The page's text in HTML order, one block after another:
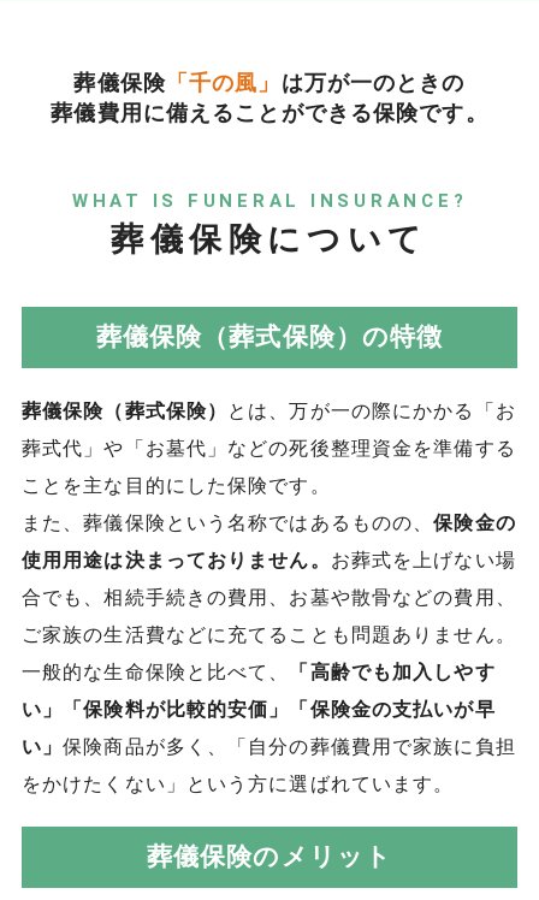
葬儀保険「千の風」 は万が一のときの
葬儀費用に備えることができる保険です。
WHAT IS FUNERAL INSURANCE?
葬儀保険について
葬儀保険（葬式保険）の特徴
葬儀保険（葬式保険） とは、万が一の際にかかる「お
葬式代」や「お墓代」などの死後整理資金を準備する
ことを主な目的にした保険です。
また、葬儀保険という名称ではあるものの、保険金の
使用用途は決まっておりません。 お葬式を上げない場
合でも、相続手続きの費用、お墓や散骨などの費用、
ご家族の生活費などに充てることも問題ありません。
一般的な生命保険と比べて、
「高齢でも加入しやす
い」「保険料が比較的安価」「保険金の支払いが早
い」保険商品が多く、「自分の葬儀費用で家族に負担
をかけたくない」という方に選ばれています。
葬儀保険のメリット